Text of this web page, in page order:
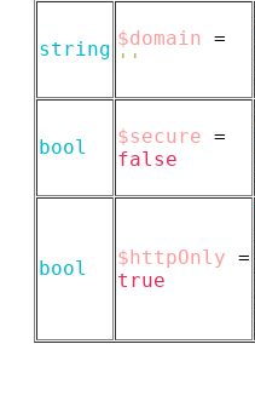
string $domain
=
''
bool $secure =
false
bool $httpOnly =
true